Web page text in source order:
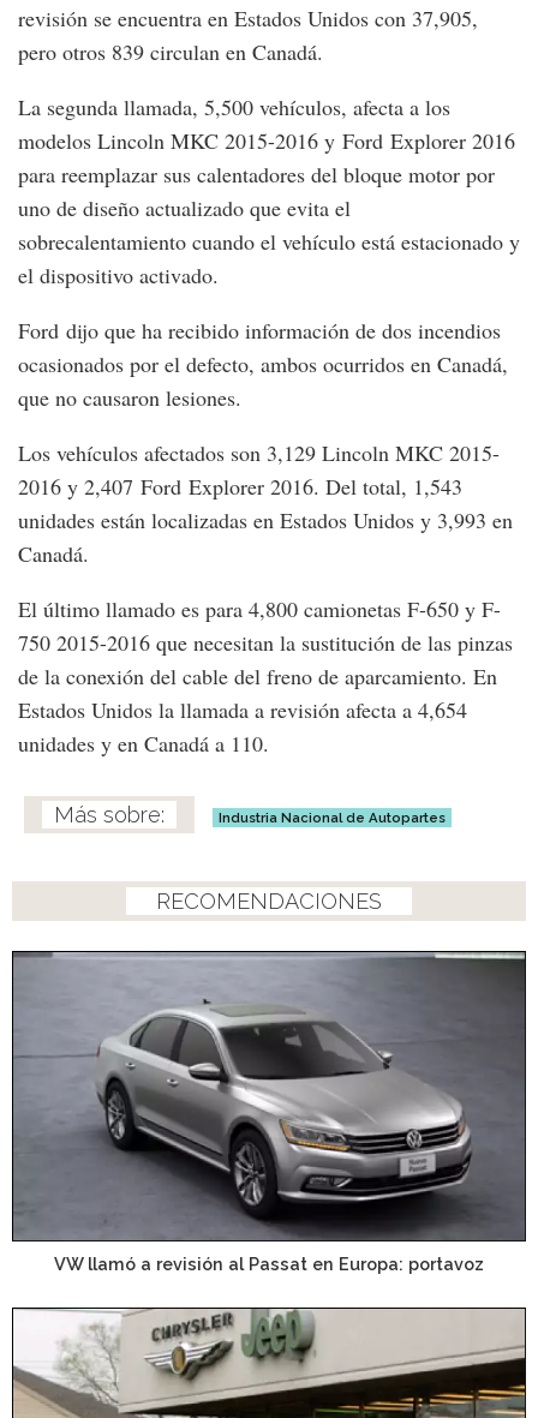
revisión se encuentra en Estados Unidos con 37,905,
pero otros 839 circulan en Canadá.
La segunda llamada, 5,500 vehículos, afecta a los
modelos Lincoln MKC 2015-2016 y Ford Explorer 2016
para reemplazar sus calentadores del bloque motor por
uno de diseño actualizado que evita el
sobrecalentamiento cuando el vehículo está estacionado y
el dispositivo activado.
Ford dijo que ha recibido información de dos incendios
ocasionados por el defecto, ambos ocurridos en Canadá,
que no causaron lesiones.
Los vehículos afectados son 3,129 Lincoln MKC 2015-
2016 y 2,407 Ford Explorer 2016. Del total, 1,543
unidades están localizadas en Estados Unidos y 3,993 en
Canadá.
El último llamado es para 4,800 camionetas F-650 y F-
750 2015-2016 que necesitan la sustitución de las pinzas
de la conexión del cable del freno de aparcamiento. En
Estados Unidos la llamada a revisión afecta a 4,654
unidades y en Canadá a 110.
Industria Nacional de Autopartes
RECOMENDACIONES
VW llamó a revisión al Passat en Europa: portavoz